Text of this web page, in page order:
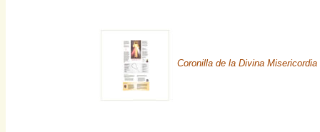
Coronilla de la Divina Misericordia
or you can find and buy it